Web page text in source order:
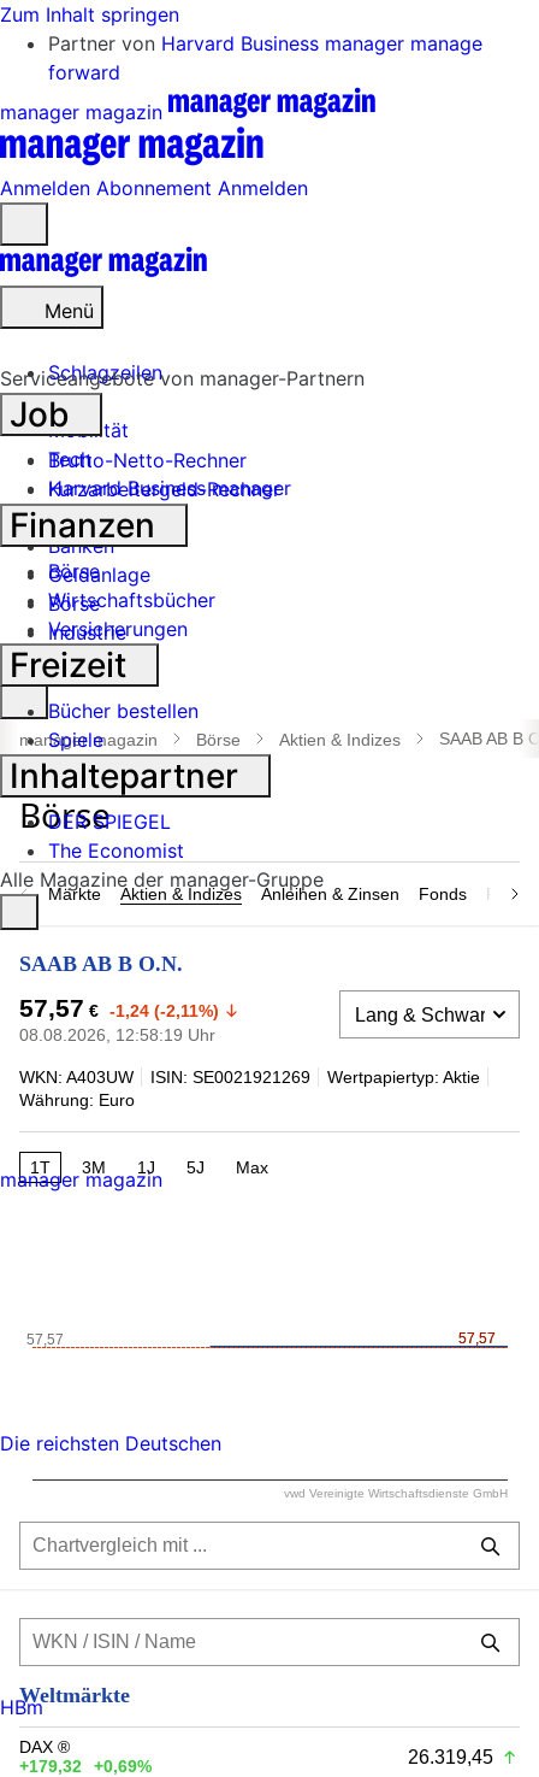
Zum Inhalt springen
Partner von Harvard Business manager manage
forward
manager magazin
Anmelden Abonnement Anmelden
öffnen
Menü
Schlagzeilen
Mobilität
Tech
Harvard Business manager
Handel
Banken
Geldanlage
Börse
Industrie
Suche
öffnen
manager magazin Börse Aktien & Indizes SAAB AB B
Märkte Aktien & Indizes Anleihen & Zinsen Fonds
SAAB AB B O.N.
57,57 € -1,24 (-2,11%)
08.08.2026, 12:58:19 Uhr
WKN: A403UW ISIN: SE0021921269
Wertpapiertyp: Aktie
Währung: Euro
1T 3M 1J 5J Max
57,57
57,57
57,57
vwd Vereinigte Wirtschaftsdienste GmbH
Weltmärkte
DAX ®
+179,32
+0,69% 26.319,45
Serviceangebote von manager-Partnern
Job
Brutto-Netto-Rechner
Kurzarbeitergeld-Rechner
Finanzen
Börse
Wirtschaftsbücher
Versicherungen
Freizeit
Bücher bestellen
Spiele
Inhaltepartner
DER SPIEGEL
The Economist
Alle Magazine der manager-Gruppe
manager magazin
Die reichsten Deutschen
HBm